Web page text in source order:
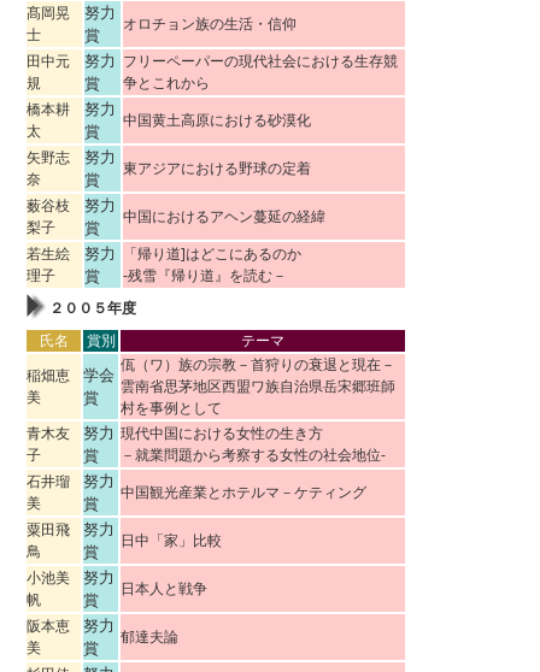
髙岡晃
士
努力
賞
オロチョン族の生活・信仰
田中元
規
努力
賞
フリーペーパーの現代社会における生存競
争とこれから
橋本耕
太
努力
賞
中国黄土高原における砂漠化
矢野志
奈
努力
賞
東アジアにおける野球の定着
薮谷枝
梨子
努力
賞
中国におけるアヘン蔓延の経緯
若生絵
理子
努力
賞
「帰り道]はどこにあるのか
-残雪『帰り道』を読む－
２００５年度
氏名
賞別
テーマ
稲畑恵
美
学会
賞
佤（ワ）族の宗教－首狩りの衰退と現在－
雲南省思茅地区西盟ワ族自治県岳宋郷班師
村を事例として
青木友
子
努力
賞
現代中国における女性の生き方
－就業問題から考察する女性の社会地位-
石井瑠
美
努力
賞
中国観光産業とホテルマ－ケティング
粟田飛
鳥
努力
賞
日中「家」比較
小池美
帆
努力
賞
日本人と戦争
阪本恵
美
努力
賞
郁達夫論